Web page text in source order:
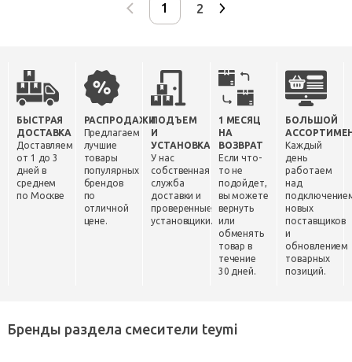
2
БЫСТРАЯ
ДОСТАВКА
Доставляем
от 1 до 3
дней в
среднем
по Москве
РАСПРОДАЖИ
Предлагаем
лучшие
товары
популярных
брендов
по
отличной
цене.
ПОДЪЕМ
И
УСТАНОВКА
У нас
собственная
служба
доставки и
проверенные
установщики.
1 МЕСЯЦ
НА
ВОЗВРАТ
Если что-
то не
подойдет,
вы можете
вернуть
или
обменять
товар в
течение
30 дней.
БОЛЬШОЙ
Каждый
день
работаем
над
новых
поставщиков
и
обновлением
товарных
позиций.
Бренды раздела смесители teymi